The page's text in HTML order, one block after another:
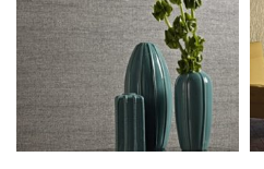
biti
izabrane
na
stranici
proizvoda.